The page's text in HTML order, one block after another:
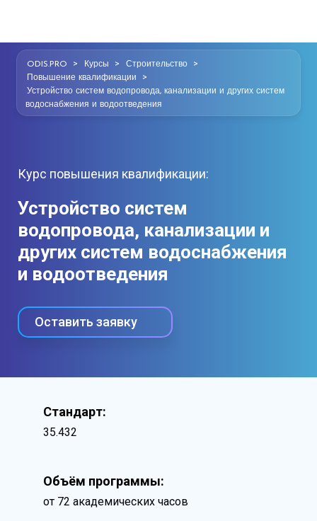
ODIS.PRO > Курсы > Строительство >
Повышение квалификации >
Устройство систем водопровода, канализации и других систем
водоснабжения и водоотведения
Курс повышения квалификации:
Устройство систем
водопровода, канализации и
других систем водоснабжения
и водоотведения
Оставить заявку
Стандарт:
35.432
Объём программы:
от 72 академических часов